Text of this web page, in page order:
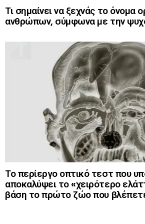
Τι σημαίνει να ξεχνάς το όνομα
ανθρώπων, σύμφωνα με την
Το περίεργο οπτικό τεστ που
αποκαλύψει το «χειρότερο
βάση το πρώτο ζώο που